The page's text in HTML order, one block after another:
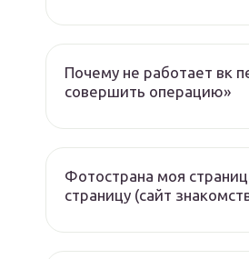
Почему не работает вк
совершить операцию»
Фотострана моя
страницу (сайт